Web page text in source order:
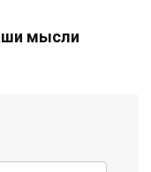
мысли